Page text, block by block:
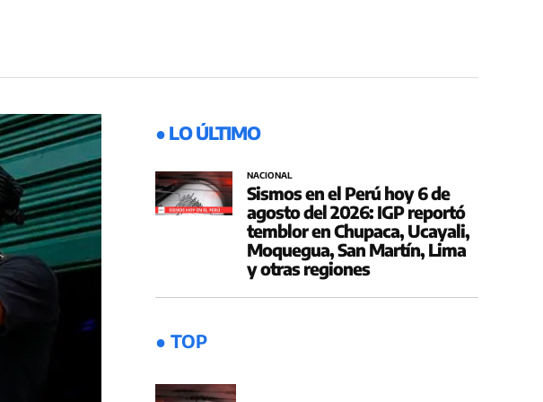
● LO ÚLTIMO
NACIONAL
Sismos en el Perú hoy 6 de
agosto del 2026: IGP reportó
temblor en Chupaca, Ucayali,
Moquegua, San Martín, Lima
y otras regiones
● TOP